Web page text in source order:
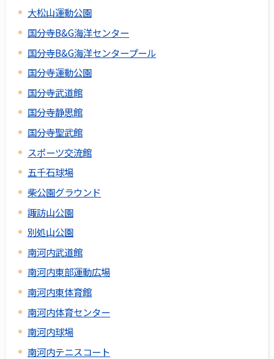
大松山運動公園
国分寺B&G海洋センター
国分寺B&G海洋センタープール
国分寺運動公園
国分寺武道館
国分寺静思館
国分寺聖武館
スポーツ交流館
五千石球場
柴公園グラウンド
諏訪山公園
別処山公園
南河内武道館
南河内東部運動広場
南河内東体育館
南河内体育センター
南河内球場
南河内テニスコート